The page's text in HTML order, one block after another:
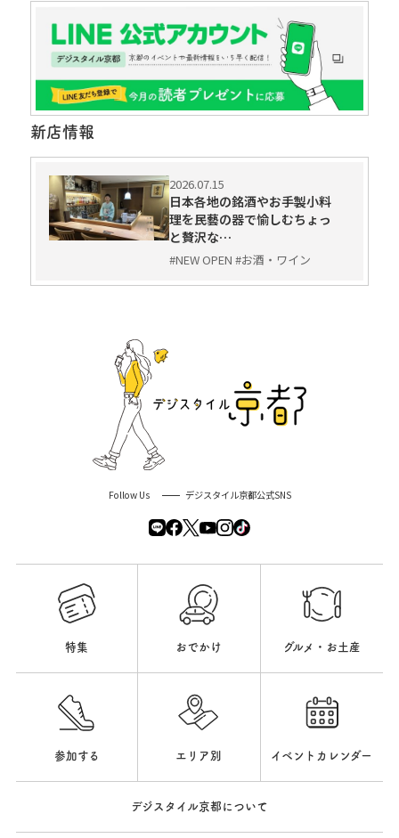
新店情報
2026.07.15
日本各地の銘酒やお手製小料
理を民藝の器で愉しむちょっ
と贅沢な…
#NEW OPEN #お酒・ワイン
Follow Us デジスタイル京都公式SNS
特集 おでかけ グルメ・お土産
参加する エリア別 イベントカレンダー
デジスタイル京都について